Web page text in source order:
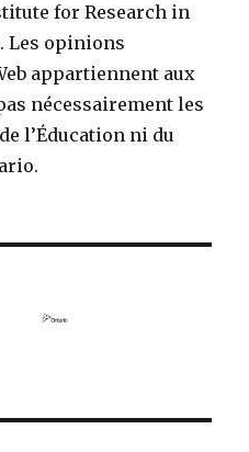
for Research in
Les opinions
appartiennent aux
nécessairement les
l’Éducation ni du